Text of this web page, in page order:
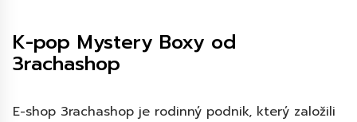
K-pop Mystery Boxy od
3rachashop
E-shop 3rachashop je rodinný podnik, který založili